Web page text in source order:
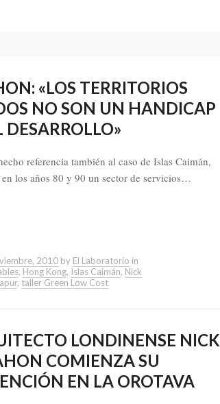
«LOS TERRITORIOS
NO SON UN HANDICAP
DESARROLLO»
referencia también al caso de Islas Caimán,
los años 80 y 90 un sector de servicios…
2010by El Laboratorio in
, Hong Kong, Islas Caimán, Nick
, taller Green Low Cost
LONDINENSE NICK
COMIENZA SU
EN LA OROTAVA